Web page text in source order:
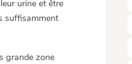
urine et être
suffisamment
grande zone